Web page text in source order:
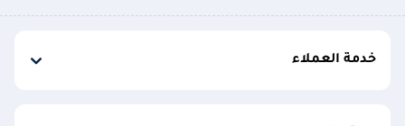
خدمة العملاء